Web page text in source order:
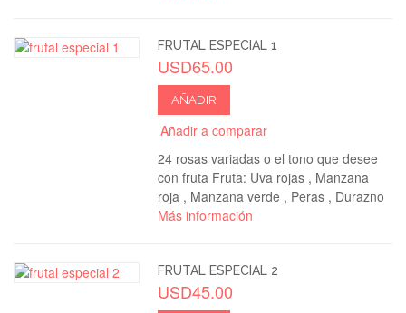
FRUTAL ESPECIAL 1
USD65.00
AÑADIR
Añadir a comparar
24 rosas variadas o el tono que desee
con fruta Fruta: Uva rojas , Manzana
roja , Manzana verde , Peras , Durazno
Más información
FRUTAL ESPECIAL 2
USD45.00